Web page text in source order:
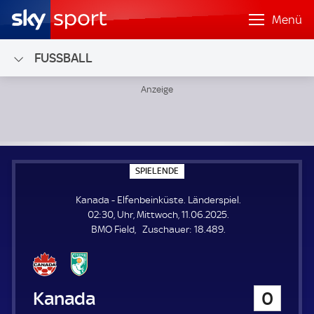
Menü
FUSSBALL
SPIELENDE
P
E
L
E
N
Kanada - Elfenbeinküste. Länderspiel.
02:30, Uhr, Mittwoch, 11.06.2025.
BMO Field
Zuschauer: Z
18.489.
Kanada
0